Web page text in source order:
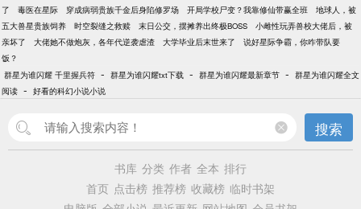
了
毒医在星际 穿成病弱贵族千金后身陷修罗场 开局学校尸变？我靠修仙带赢全班
地球人，被
五大兽星贵族饲养
时空裂缝之救赎 末日公交，摆摊养出终极BOSS
小雌性玩弄兽校大佬后，被
亲坏了
大佬她不做炮灰，各年代逆袭虐渣 大学毕业后末世来了
说好星际争霸，你咋带队要
饭？
群星为谁闪耀 千里握兵符 - 群星为谁闪耀txt下载 - 群星为谁闪耀最新章节 - 群星为谁闪耀全文
阅读 - 好看的科幻小说小说
搜索
书库 分类 作者 全本 排行
首页 点击榜 推荐榜 收藏榜 临时书架